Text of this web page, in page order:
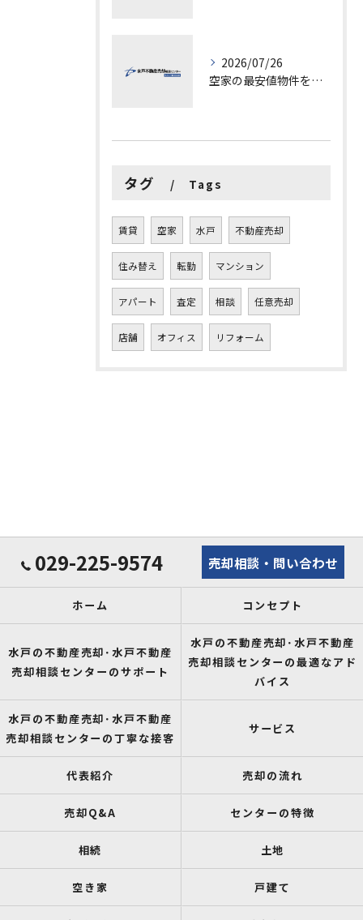
2026/07/26
空家の最安値物件を茨城県水戸市つくば市で探す方法と賢い売却ポイントを徹底解説
タグ Tags
賃貸 空家 水戸 不動産売却
住み替え 転勤 マンション
アパート 査定 相談 任意売却
店舗 オフィス リフォーム
029-225-9574 売却相談・問い合わせ
ホーム コンセプト
水戸の不動産売却･水戸不動産
売却相談センターのサポート
水戸の不動産売却･水戸不動産
売却相談センターの最適なアド
バイス
水戸の不動産売却･水戸不動産
売却相談センターの丁寧な接客
サービス
代表紹介 売却の流れ
売却Q&A センターの特徴
相続 土地
空き家 戸建て